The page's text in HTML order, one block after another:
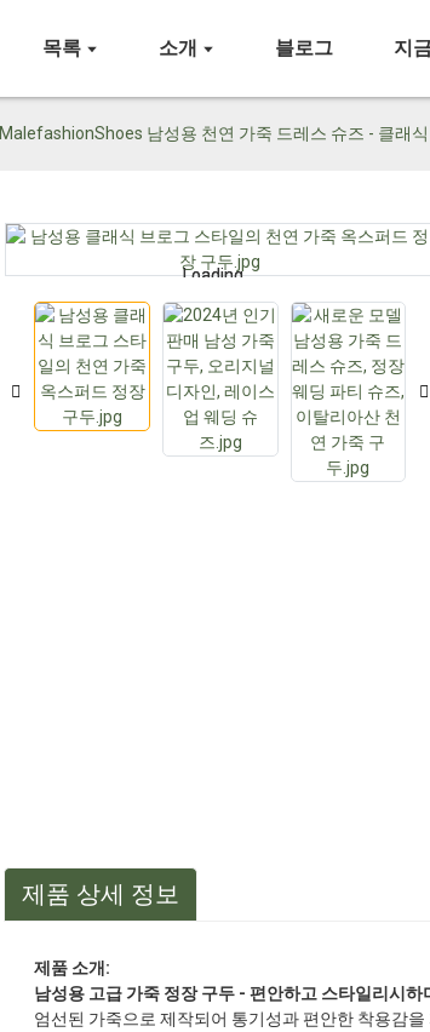
목록 소개 블로그 지
MalefashionShoes 남성용 천연 가죽 드레스 슈즈 - 클래
Loading...
Loading...
제품 상세 정보
제품 소개:
남성용 고급 가죽 정장 구두 - 편안하고 스타일리시
엄선된 가죽으로 제작되어 통기성과 편안한 착용감